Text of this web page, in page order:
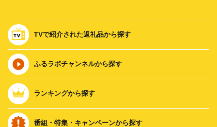
TVで紹介された返礼品から探す
ふるラボチャンネルから探す
ランキングから探す
番組・特集・キャンペーンから探す